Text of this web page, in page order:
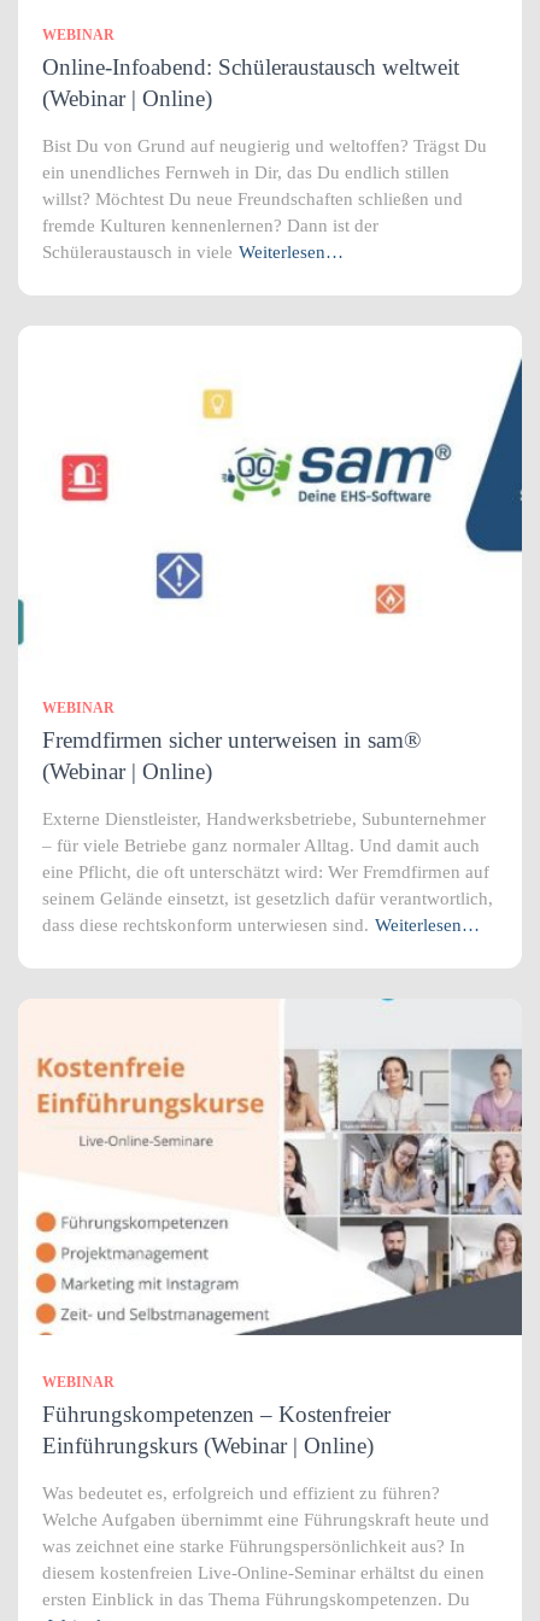
WEBINAR
Online-Infoabend: Schüleraustausch weltweit
(Webinar | Online)
Bist Du von Grund auf neugierig und weltoffen? Trägst Du
ein unendliches Fernweh in Dir, das Du endlich stillen
willst? Möchtest Du neue Freundschaften schließen und
fremde Kulturen kennenlernen? Dann ist der
Schüleraustausch in viele Weiterlesen…
WEBINAR
Fremdfirmen sicher unterweisen in sam®
(Webinar | Online)
Externe Dienstleister, Handwerksbetriebe, Subunternehmer
– für viele Betriebe ganz normaler Alltag. Und damit auch
eine Pflicht, die oft unterschätzt wird: Wer Fremdfirmen auf
seinem Gelände einsetzt, ist gesetzlich dafür verantwortlich,
dass diese rechtskonform unterwiesen sind. Weiterlesen…
WEBINAR
Führungskompetenzen – Kostenfreier
Einführungskurs (Webinar | Online)
Was bedeutet es, erfolgreich und effizient zu führen?
Welche Aufgaben übernimmt eine Führungskraft heute und
was zeichnet eine starke Führungspersönlichkeit aus? In
diesem kostenfreien Live-Online-Seminar erhältst du einen
ersten Einblick in das Thema Führungskompetenzen. Du